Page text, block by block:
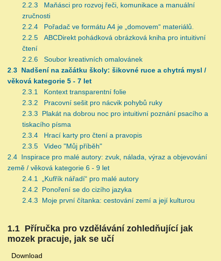
2.2.3 Maňásci pro rozvoj řeči, komunikace a manuální
zručnosti
2.2.4 Pořadač ve formátu A4 je „domovem“ materiálů.
2.2.5 ABCDirekt pohádková obrázková kniha pro intuitivní
čtení
2.2.6 Soubor kreativních omalovánek
2 3 Nadšení na začátku školy: šikovné ruce a chytrá mysl /
věková kategorie 5 - 7 let
2.3.1 Kontext transparentní folie
2.3.2 Pracovní sešit pro nácvik pohybů ruky
2.3.3 Plakát na dobrou noc pro intuitivní poznání psacího a
tiskacího písma
2.3.4 Hrací karty pro čtení a pravopis
2.3.5 Video "Můj příběh"
2.4 Inspirace pro malé autory: zvuk, nálada, výraz a objevování
země / věková kategorie 6 - 9 let
2.4.1 „Kufřík nářadí“ pro malé autory
2.4.2 Ponoření se do cizího jazyka
2.4.3 Moje první čítanka: cestování zemí a její kulturou
1.1 Příručka pro vzdělávání zohledňující jak
mozek pracuje, jak se učí
Download